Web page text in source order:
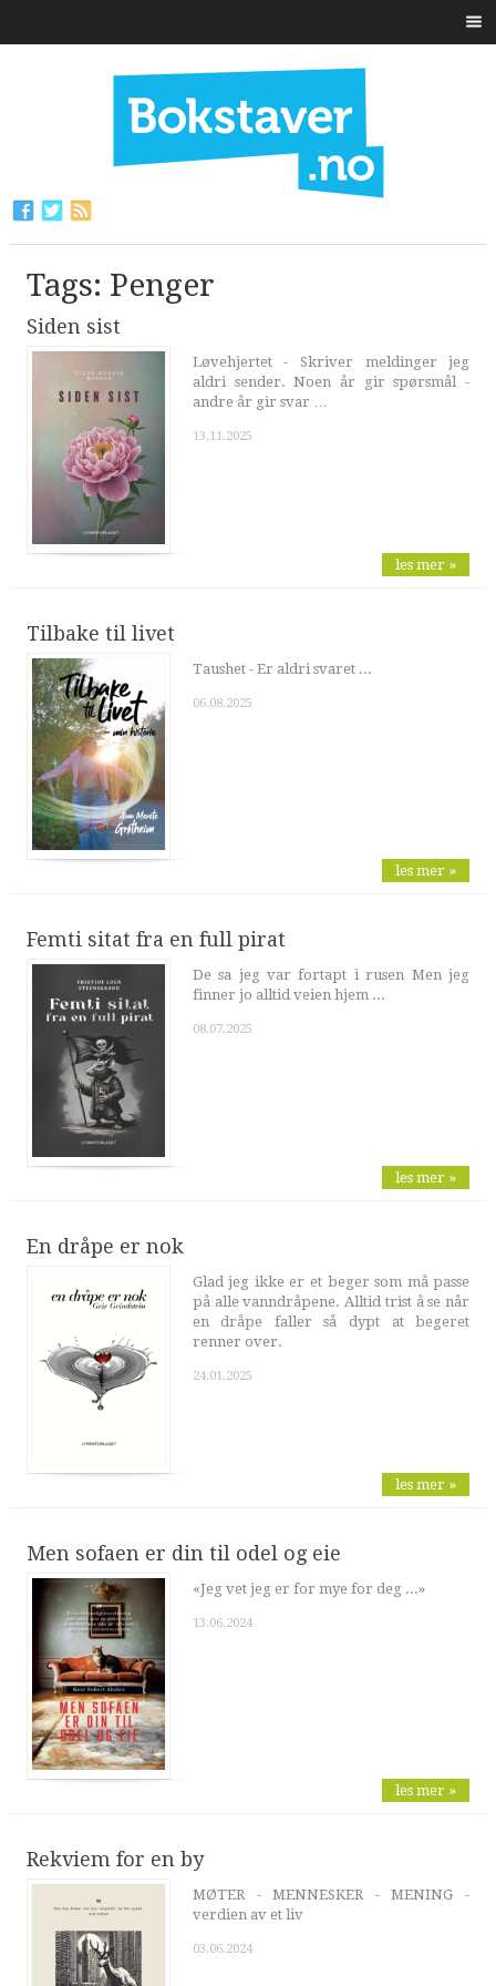
Tags: Penger
Siden sist
Løvehjertet - Skriver meldinger jeg
aldri sender. Noen år gir spørsmål -
andre år gir svar …
13.11.2025
les mer »
Tilbake til livet
Taushet - Er aldri svaret ...
06.08.2025
les mer »
Femti sitat fra en full pirat
De sa jeg var fortapt i rusen Men jeg
finner jo alltid veien hjem ...
08.07.2025
les mer »
En dråpe er nok
Glad jeg ikke er et beger som må passe
på alle vanndråpene. Alltid trist å se når
en dråpe faller så dypt at begeret
renner over.
24.01.2025
les mer »
Men sofaen er din til odel og eie
«Jeg vet jeg er for mye for deg ...»
13.06.2024
les mer »
Rekviem for en by
MØTER - MENNESKER - MENING -
verdien av et liv
03.06.2024